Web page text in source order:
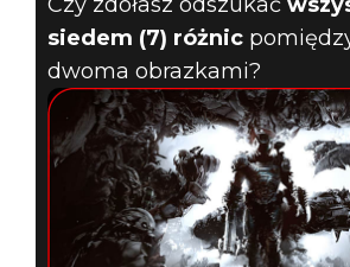
PRETORA
siedem (7) różnic
dwoma obrazkami?